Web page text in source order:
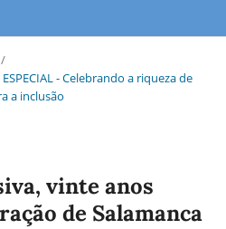
/
- Celebrando a riqueza de
a inclusão
vinte anos
de Salamanca